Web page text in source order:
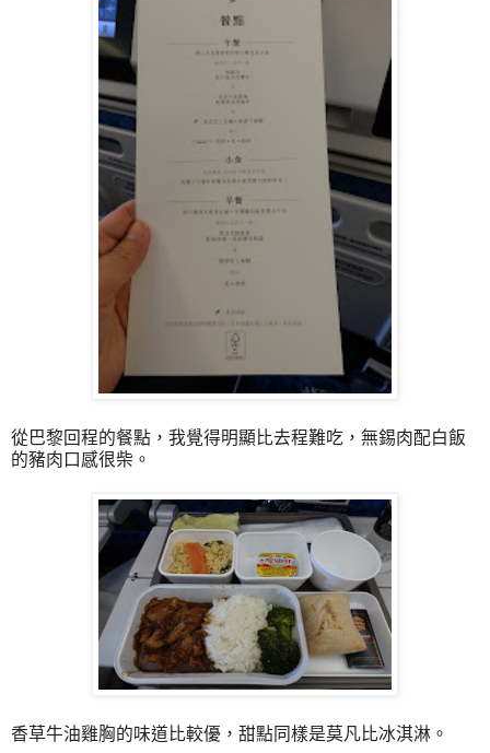
從巴黎回程的餐點，我覺得明顯比去程難吃，無錫肉配白飯
的豬肉口感很柴。
香草牛油雞胸的味道比較優，甜點同樣是莫凡比冰淇淋。